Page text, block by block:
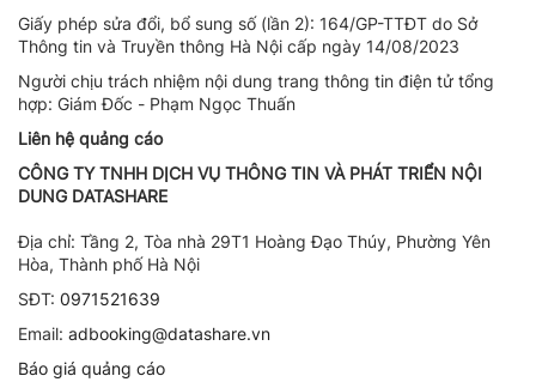
Giấy phép sửa đổi, bổ sung số (lần 2): 164/GP-TTĐT do Sở
Thông tin và Truyền thông Hà Nội cấp ngày 14/08/2023
Người chịu trách nhiệm nội dung trang thông tin điện tử tổng
hợp: Giám Đốc - Phạm Ngọc Thuấn
Liên hệ quảng cáo
CÔNG TY TNHH DỊCH VỤ THÔNG TIN VÀ PHÁT TRIỂN NỘI
DUNG DATASHARE
Địa chỉ: Tầng 2, Tòa nhà 29T1 Hoàng Đạo Thúy, Phường Yên
Hòa, Thành phố Hà Nội
SĐT: 0971521639
Email: adbooking@datashare.vn
Báo giá quảng cáo